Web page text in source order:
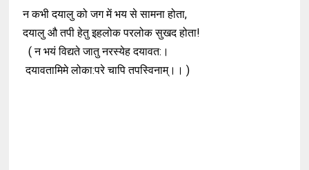
न कभी दयालु को जग में भय से सामना होता,
दयालु औ तपी हेतु इहलोक परलोक सुखद होता!
( न भयं विद्यते जातु नरस्येह दयावत:।
दयावतामिमे लोका:परे चापि तपस्विनाम्।। )